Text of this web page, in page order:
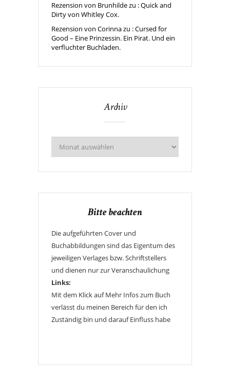
Rezension von Brunhilde zu : Quick and
Dirty von Whitley Cox.
Rezension von Corinna zu : Cursed for
Good – Eine Prinzessin. Ein Pirat. Und ein
verfluchter Buchladen.
Archiv
Bitte beachten
Die aufgeführten Cover und
Buchabbildungen sind das Eigentum des
jeweiligen Verlages bzw. Schriftstellers
und dienen nur zur Veranschaulichung
Links:
Mit dem Klick auf Mehr Infos zum Buch
verlässt du meinen Bereich für den ich
Zuständig bin und darauf Einfluss habe